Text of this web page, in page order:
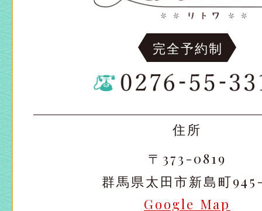
完全予約制
住所
〒373-0819
群馬県太田市新島町
Google Map